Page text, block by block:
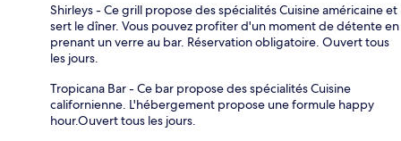
Shirleys - Ce grill propose des spécialités Cuisine américaine et
sert le dîner. Vous pouvez profiter d'un moment de détente en
prenant un verre au bar. Réservation obligatoire. Ouvert tous
les jours.
Tropicana Bar - Ce bar propose des spécialités Cuisine
californienne. L'hébergement propose une formule happy
hour.Ouvert tous les jours.